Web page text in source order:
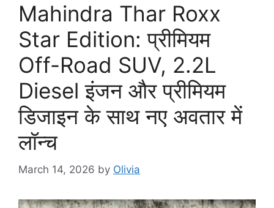
Mahindra Thar Roxx
Star Edition: प्रीमियम
Off-Road SUV, 2.2L
Diesel इंजन और प्रीमियम
डिजाइन के साथ नए अवतार में
लॉन्च
March 14, 2026 by Olivia